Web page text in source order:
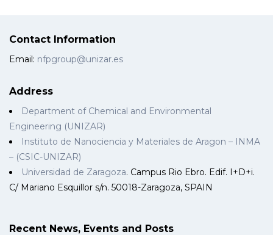
Contact Information
Email: nfpgroup@unizar.es
Address
Department of Chemical and Environmental
Engineering (UNIZAR)
Instituto de Nanociencia y Materiales de Aragon – INMA
– (CSIC-UNIZAR)
Universidad de Zaragoza. Campus Rio Ebro. Edif. I+D+i.
C/ Mariano Esquillor s/n. 50018-Zaragoza, SPAIN
Recent News, Events and Posts